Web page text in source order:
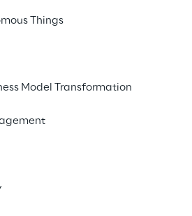
Things
Model Transformation
Betrieb und eine
für Distributionslager
sicherstellt.
für